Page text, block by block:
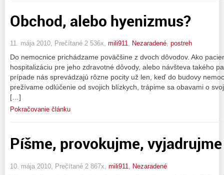
Obchod, alebo hyenizmus?
11. mája 2010, Prečítané 2 536x, mili911, Nezaradené, postreh
Do nemocnice prichádzame poväčšine z dvoch dôvodov. Ako
hospitalizáciu pre jeho zdravotné dôvody, alebo návšteva takého
prípade nás sprevádzajú rôzne pocity už len, keď do budovy
prežívame odlúčenie od svojich blízkych, trápime sa obavami o
[…]
Pokračovanie článku
Píšme, provokujme,
10. mája 2010, Prečítané 2 867x, mili911 Nezaradené